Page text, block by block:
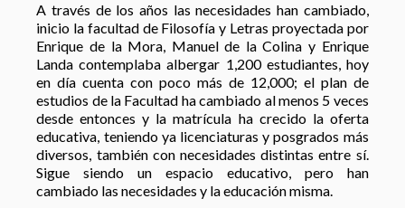
A través de los años las necesidades han cambiado,
inicio la facultad de Filosofía y Letras proyectada por
Enrique de la Mora, Manuel de la Colina y Enrique
Landa contemplaba albergar 1,200 estudiantes, hoy
en día cuenta con poco más de 12,000; el plan de
estudios de la Facultad ha cambiado al menos 5 veces
desde entonces y la matrícula ha crecido la oferta
educativa, teniendo ya licenciaturas y posgrados más
diversos, también con necesidades distintas entre sí.
Sigue siendo un espacio educativo, pero han
cambiado las necesidades y la educación misma.